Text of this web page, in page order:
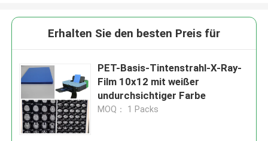
Erhalten Sie den besten Preis für
PET-Basis-Tintenstrahl-X-Ray-
Film 10x12 mit weißer
undurchsichtiger Farbe
MOQ： 1 Packs